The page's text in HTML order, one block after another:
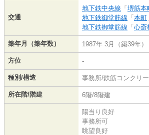
交通
地下鉄中央線 「堺筋本
地下鉄御堂筋線 「本町
地下鉄御堂筋線 「心斎
築年月（築年数） 1987年 3月（築39年）
方位 -
種別/構造 事務所/鉄筋コンクリー
所在階/階建 6階/8階建
陽当り良好
事務所可
眺望良好